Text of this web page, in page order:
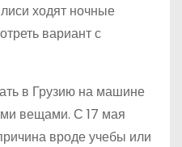
ходят ночные
вариант с
в Грузию на машине
вещами. С 17 мая
вроде учебы или